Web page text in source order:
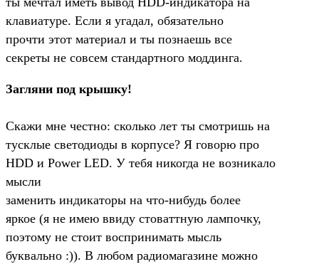
клавиатуре. Если я угадал, обязательно
прочти этот материал и ты познаешь все
секреты не совсем стандартного моддинга.
Загляни под крышку!
Скажи мне честно: сколько лет ты смотришь на
тусклые светодиоды в корпусе? Я говорю про
HDD и Power LED. У тебя никогда не возникало
мысли
заменить индикаторы на что-нибудь более
яркое (я не имею ввиду стоваттную лампочку,
поэтому не стоит воспринимать мысль
буквально :)). В любом радиомагазине можно